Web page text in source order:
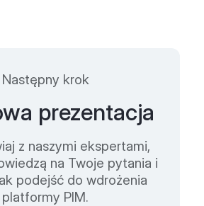
Następny krok
prezentacja
z naszymi ekspertami,
na Twoje pytania i
podejść do wdrożenia
platformy PIM.